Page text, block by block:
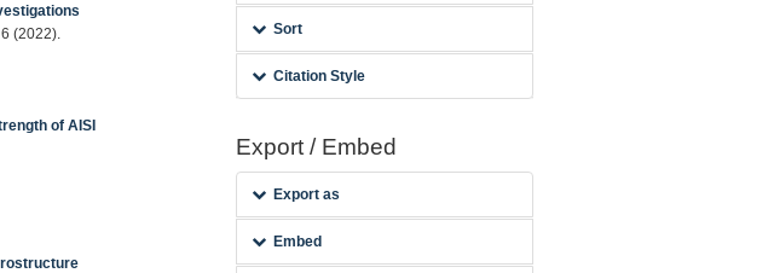
(2022).
of AISI
Sort
Citation Style
Export / Embed
Export as
Embed